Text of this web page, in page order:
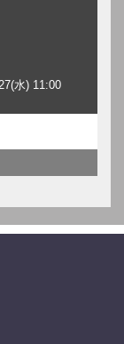
水) 11:00